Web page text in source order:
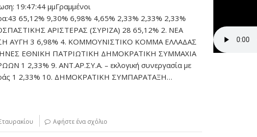
19:47:44 μμΓραμμένοι
65,12% 9,30% 6,98% 4,65% 2,33% 2,33% 2,33%
ΑΡΙΣΤΕΡΑΣ (ΣΥΡΙΖΑ) 28 65,12% 2. ΝΕΑ
ΑΥΓΗ 3 6,98% 4. ΚΟΜΜΟΥΝΙΣΤΙΚΟ ΚΟΜΜΑ ΕΛΛΑΔΑΣ
ΕΘΝΙΚΗ ΠΑΤΡΙΩΤΙΚΗ ΔΗΜΟΚΡΑΤΙΚΗ ΣΥΜΜΑΧΙΑ
1 2,33% 9. ΑΝΤ.ΑΡ.ΣΥ.Α. – εκλογική συνεργασία με
1 2,33% 10. ΔΗΜΟΚΡΑΤΙΚΗ ΣΥΜΠΑΡΑΤΑΞΗ…
Αφήστε ένα σχόλιο